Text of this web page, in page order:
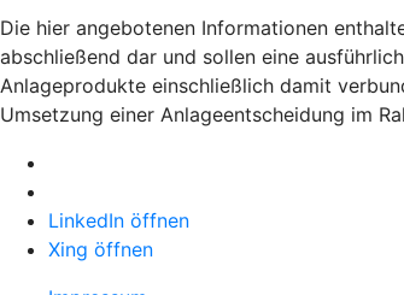
Die hier angebotenen Informationen
abschließend dar und sollen eine
Anlageprodukte einschließlich damit
Umsetzung einer Anlageentscheidung im
LinkedIn öffnen
Xing öffnen